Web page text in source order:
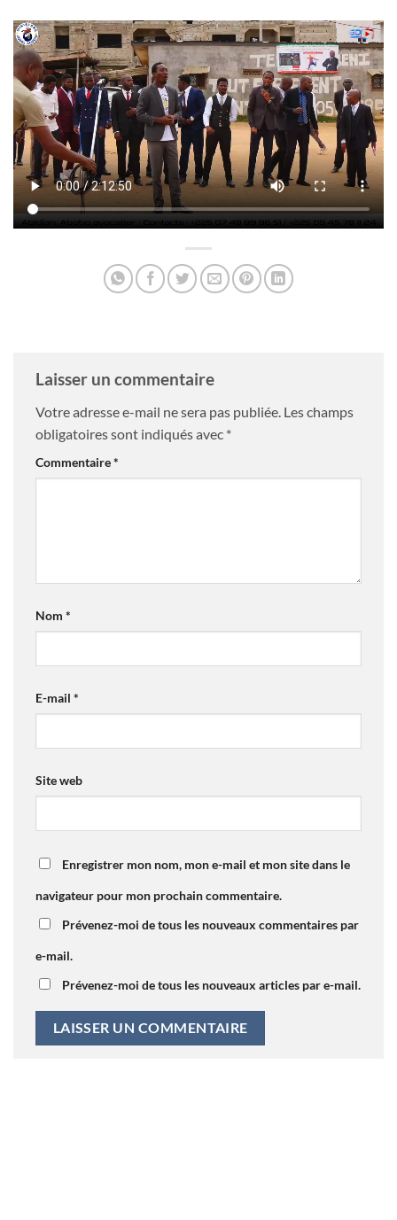
Laisser un commentaire
Votre adresse e-mail ne sera pas publiée. Les champs
obligatoires sont indiqués avec *
Commentaire*
Nom *
E-mail *
Site web
Enregistrer mon nom, mon e-mail et mon site dans le
navigateur pour mon prochain commentaire.
Prévenez-moi de tous les nouveaux commentaires par
e-mail.
Prévenez-moi de tous les nouveaux articles par e-mail.